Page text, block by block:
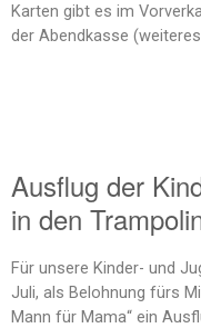
Karten gibt es im
der Abendkasse
Ausflug der
in den
Für unsere Kinder- und
Juli, als Belohnung fürs
Mann für Mama“ ein